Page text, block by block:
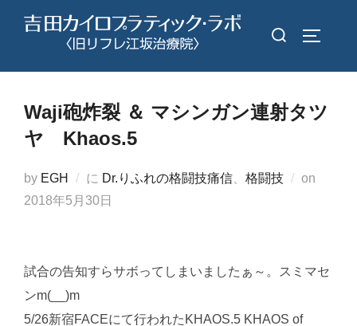
検
対
Waji砲炸裂 ＆ マシンガン連射タツ
ヤ Khaos.5
by EGH に Dr.りふれの格闘技痛信 格闘技 on
2018年5月30日
試合の告知すらサボってしまいましたぁ～。スミマセ
ンm(__)m
5/26新宿FACEにて行われたKHAOS.5 KHAOS of